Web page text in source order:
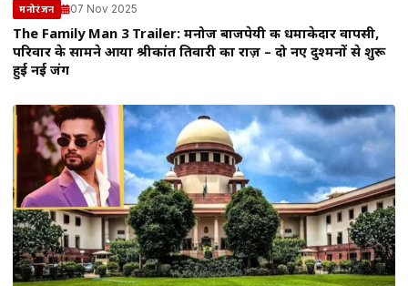
मनोरंजन 07 Nov 2025
The Family Man 3 Trailer: मनोज बाजपेयी की धमाकेदार वापसी,
परिवार के सामने आया श्रीकांत तिवारी का राज़ – दो नए दुश्मनों से शुरू
हुई नई जंग